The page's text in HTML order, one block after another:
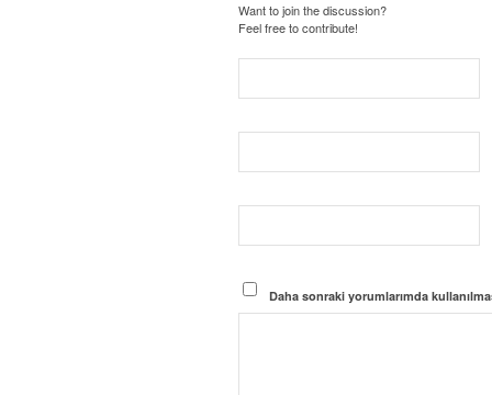
Want to join the discussion?
Feel free to contribute!
Daha sonraki yorumlarımda